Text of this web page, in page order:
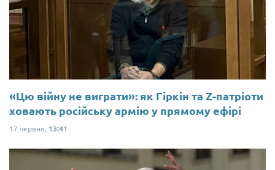
«Цю війну не виграти»: як Гіркін та Z-патріоти
ховають російську армію у прямому ефірі
17 червня, 13:41